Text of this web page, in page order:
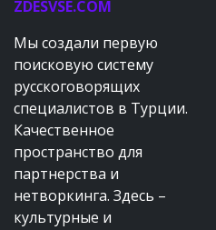
ZDESVSE.COM
Мы создали первую
поисковую систему
русскоговорящих
специалистов в Турции.
Качественное
пространство для
партнерства и
нетворкинга. Здесь –
культурные и